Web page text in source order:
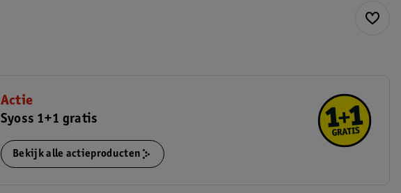
Actie
Syoss 1+1 gratis
Bekijk alle actieproducten